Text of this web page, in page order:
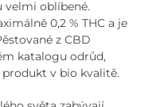
velmi oblíbené.
0,2 % THC a je
z CBD
katalogu odrůd,
v bio kvalitě.